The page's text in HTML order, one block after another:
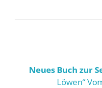
Neues Buch zur
Löwen“